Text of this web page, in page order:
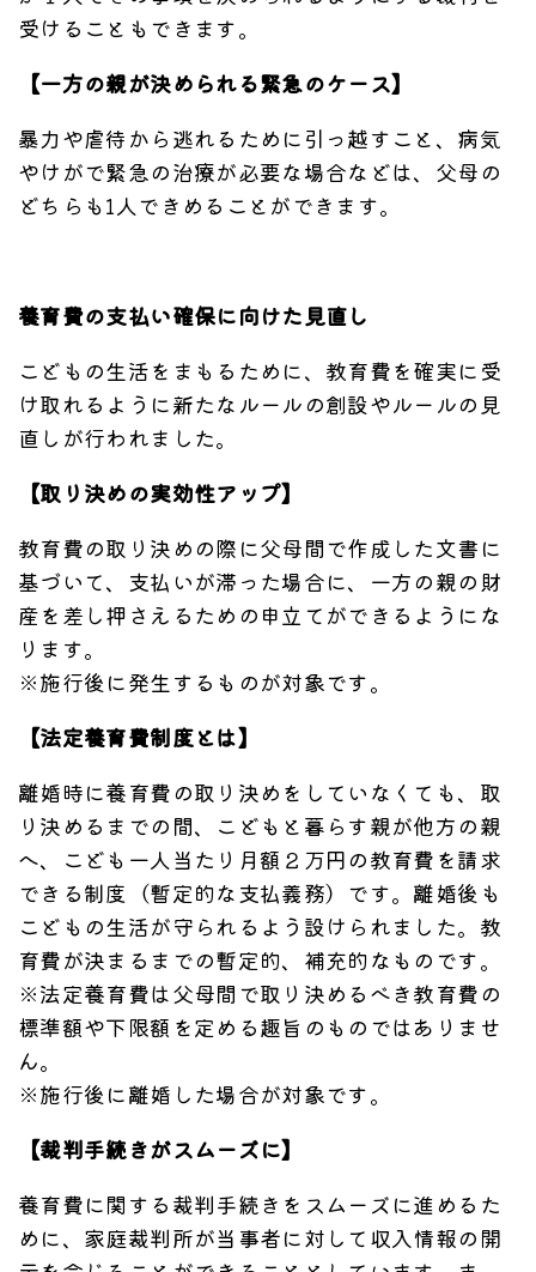
受けることもできます。
【一方の親が決められる緊急のケース】
暴力や虐待から逃れるために引っ越すこと、病気
やけがで緊急の治療が必要な場合などは、父母の
どちらも1人できめることができます。
養育費の支払い確保に向けた見直し
こどもの生活をまもるために、教育費を確実に受
け取れるように新たなルールの創設やルールの見
直しが行われました。
【取り決めの実効性アップ】
教育費の取り決めの際に父母間で作成した文書に
基づいて、支払いが滞った場合に、一方の親の財
産を差し押さえるための申立てができるようにな
ります。
※施行後に発生するものが対象です。
【法定養育費制度とは】
離婚時に養育費の取り決めをしていなくても、取
り決めるまでの間、こどもと暮らす親が他方の親
へ、こども一人当たり月額２万円の教育費を請求
できる制度（暫定的な支払義務）です。離婚後も
こどもの生活が守られるよう設けられました。教
育費が決まるまでの暫定的、補充的なものです。
※法定養育費は父母間で取り決めるべき教育費の
標準額や下限額を定める趣旨のものではありませ
ん。
※施行後に離婚した場合が対象です。
【裁判手続きがスムーズに】
養育費に関する裁判手続きをスムーズに進めるた
めに、家庭裁判所が当事者に対して収入情報の開